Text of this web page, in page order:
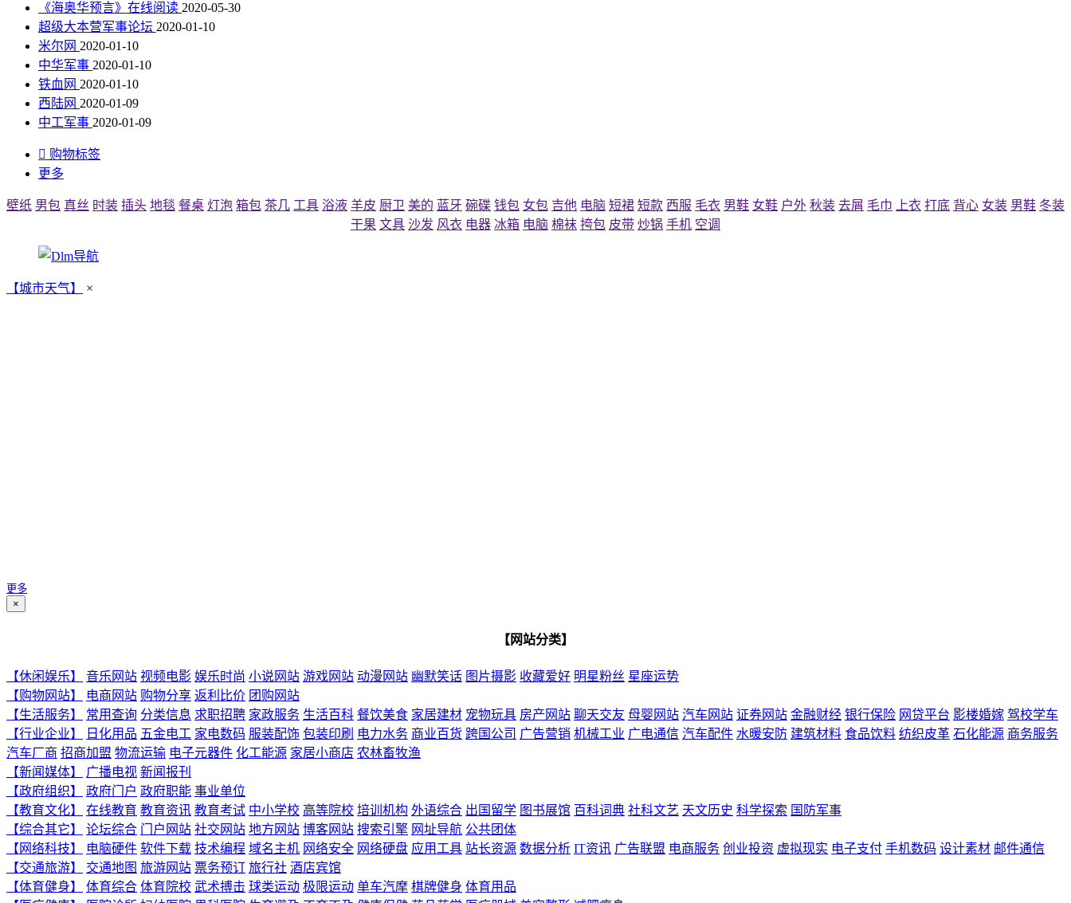
《海奥华预言》在线阅读 2020-05-30
超级大本营军事论坛 2020-01-10
米尔网 2020-01-10
中华军事 2020-01-10
铁血网 2020-01-10
西陆网 2020-01-09
中工军事 2020-01-09
 购物标签
更多
壁纸 男包 真丝 时装 插头 地毯 餐桌 灯泡 箱包 茶几 工具 浴液 羊皮 厨卫 美的 蓝牙 碗碟 钱包 女包 吉他 电脑 短裙 短款 西服 毛衣 男鞋 女鞋 户外 秋装 去屑 毛巾 上衣 打底 背心 女装 男鞋 冬装
干果 文具 沙发 风衣 电器 冰箱 电脑 棉袜 挎包 皮带 炒锅 手机 空调
【城市天气】 ×
更多
×
【网站分类】
【休闲娱乐】 音乐网站 视频电影 娱乐时尚 小说网站 游戏网站 动漫网站 幽默笑话 图片摄影 收藏爱好 明星粉丝 星座运势
【购物网站】
电商网站 购物分享 返利比价 团购网站
【生活服务】
常用查询 分类信息 求职招聘 家政服务 生活百科 餐饮美食 家居建材 宠物玩具 房产网站 聊天交友 母婴网站 汽车网站 证券网站 金融财经 银行保险 网贷平台 影楼婚嫁 驾校学车
【行业企业】
日化用品 五金电工 家电数码 服装配饰 包装印刷 电力水务 商业百货 跨国公司 广告营销 机械工业 广电通信 汽车配件 水暖安防 建筑材料 食品饮料 纺织皮革 石化能源 商务服务
汽车厂商 招商加盟 物流运输 电子元器件 化工能源 家居小商店 农林畜牧渔
【新闻媒体】
广播电视 新闻报刊
【政府组织】
政府门户 政府职能 事业单位
【教育文化】
在线教育 教育资讯 教育考试 中小学校 高等院校 培训机构 外语综合 出国留学 图书展馆 百科词典 社科文艺 天文历史 科学探索 国防军事
【综合其它】
论坛综合 门户网站 社交网站 地方网站 博客网站 搜索引擎 网址导航 公共团体
【网络科技】
电脑硬件 软件下载 技术编程 域名主机 网络安全 网络硬盘 应用工具 站长资源 数据分析 IT资讯 广告联盟 电商服务 创业投资 虚拟现实 电子支付 手机数码 设计素材 邮件通信
【交通旅游】
交通地图 旅游网站 票务预订 旅行社 酒店宾馆
【体育健身】
体育综合 体育院校 武术搏击 球类运动 极限运动 单车汽摩 棋牌健身 体育用品